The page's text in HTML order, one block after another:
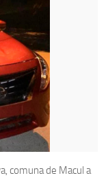
comuna de Macul a